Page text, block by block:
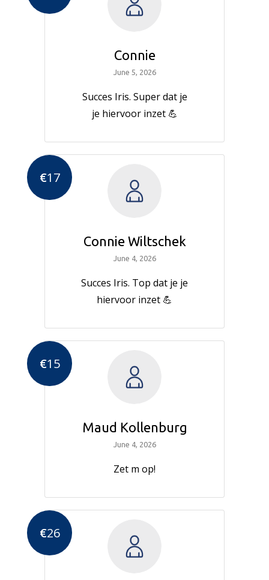
Connie
June 5, 2026
Succes Iris. Super dat je
je hiervoor inzet 💪
€17
Connie Wiltschek
June 4, 2026
Succes Iris. Top dat je je
hiervoor inzet 💪
€15
Maud Kollenburg
June 4, 2026
Zet m op!
€26